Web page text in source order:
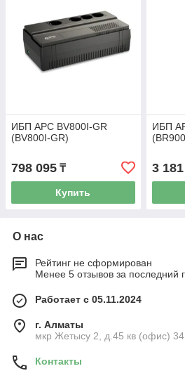
ИБП APC BV800I-GR
(BV800I-GR)
798 095 ₸
Купить
ИБП
3
О нас
Рейтинг не сформирован
Менее 5 отзывов за последний
Работает с 05.11.2024
г. Алматы
мкр Жетысу 2, д.45 кв (офис)
Контакты